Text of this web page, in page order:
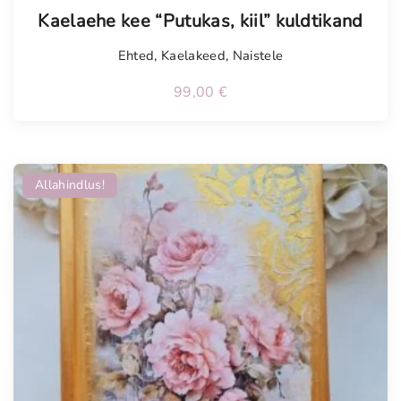
Kaelaehe kee “Putukas, kiil” kuldtikand
Ehted, Kaelakeed, Naistele
99,00 €
Allahindlus!